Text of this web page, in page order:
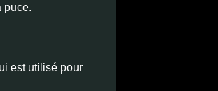
puce.
est utilisé pour